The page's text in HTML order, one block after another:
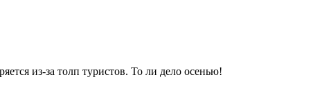
из-за толп туристов. То ли дело осенью!